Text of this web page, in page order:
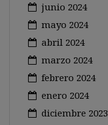
junio 2024
mayo 2024
abril 2024
marzo 2024
febrero 2024
enero 2024
diciembre 2023